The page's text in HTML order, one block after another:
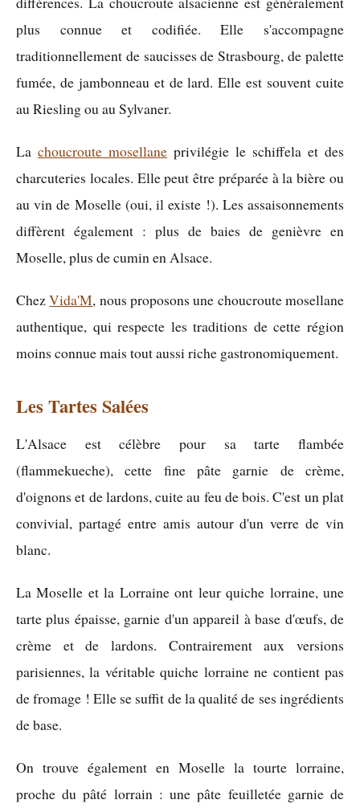
plus connue et codifiée. Elle s'accompagne
traditionnellement de saucisses de Strasbourg, de palette
fumée, de jambonneau et de lard. Elle est souvent cuite
au Riesling ou au Sylvaner.
La choucroute mosellane privilégie le schiffela et des
charcuteries locales. Elle peut être préparée à la bière ou
au vin de Moselle (oui, il existe !). Les assaisonnements
diffèrent également : plus de baies de genièvre en
Moselle, plus de cumin en Alsace.
ChezVida'M, nous proposons une choucroute mosellane
authentique, qui respecte les traditions de cette région
moins connue mais tout aussi riche gastronomiquement.
Les Tartes Salées
L'Alsace est célèbre pour sa tarte flambée
(flammekueche), cette fine pâte garnie de crème,
d'oignons et de lardons, cuite au feu de bois. C'est un plat
convivial, partagé entre amis autour d'un verre de vin
blanc.
La Moselle et la Lorraine ont leur quiche lorraine, une
tarte plus épaisse, garnie d'un appareil à base d'œufs, de
crème et de lardons. Contrairement aux versions
parisiennes, la véritable quiche lorraine ne contient pas
de fromage ! Elle se suffit de la qualité de ses ingrédients
de base.
On trouve également en Moselle la tourte lorraine,
proche du pâté lorrain : une pâte feuilletée garnie de